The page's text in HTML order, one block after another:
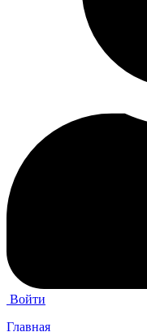
Войти
Главная